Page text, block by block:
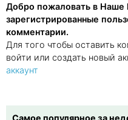
Добро пожаловать в Наше
зарегистрированные
комментарии.
Для того чтобы оставить
войти или создать новый
аккаунт
Самое популярное за